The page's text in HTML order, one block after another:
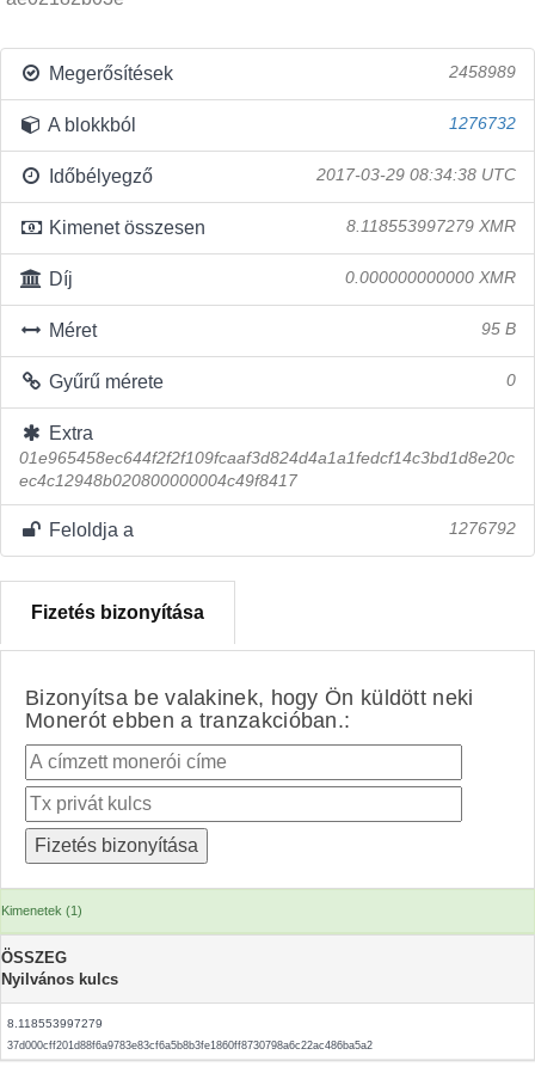
Megerősítések 2458989
A blokkból 1276732
Időbélyegző 2017-03-29 08:34:38 UTC
Kimenet összesen 8.118553997279 XMR
Díj 0.000000000000 XMR
Méret 95 B
Gyűrű mérete 0
Extra
01e965458ec644f2f2f109fcaaf3d824d4a1a1fedcf14c3bd1d8e20c
ec4c12948b020800000004c49f8417
Feloldja a 1276792
Fizetés bizonyítása
Bizonyítsa be valakinek, hogy Ön küldött neki
Monerót ebben a tranzakcióban.:
Kimenetek (1)
ÖSSZEG
Nyilvános kulcs
8.118553997279
37d000cff201d88f6a9783e83cf6a5b8b3fe1860ff8730798a6c22ac486ba5a2